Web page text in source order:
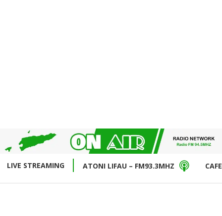
LIVE STREAMING ATONI LIFAU – FM93.3MHZ